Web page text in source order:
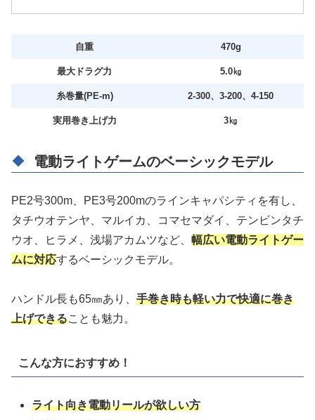
自重 470g
最大ドラグ力 5.0㎏
糸巻量(PE‐m) 2-300、3-200、4-150
実用巻き上げ力 3㎏
電動ライトゲームのベーシックモデル
PE2号300m、PE3号200mのラインキャパシティを有し、
タチウオテンヤ、マルイカ、コマセマダイ、テンビンタチ
ウオ、ヒラメ、浅場アカムツなど、 幅広い電動ライトゲー
ムに対応するベーシックモデル。
ハンドル長も65㎜あり、 手巻き時も軽い力で快適に巻き
上げできることも魅力。
こんな方におすすめ！
ライト向き電動リールが欲しい方